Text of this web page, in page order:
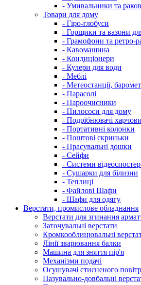
- Умивальники та
Товари для дому
- Гіро-глобуси
- Горщики та вазони
- Грамофони та ретро-
- Кавомашина
- Кондиціонери
- Кулери для води
- Меблі
- Метеостанції,
- Парасолі
- Пароочисники
- Пилососи для дому
- Подрібнювачі
- Портативні колонки
- Поштові скриньки
- Прасувальні дошки
- Сейфи
- Системи
- Сушарки для білизни
- Теплиці
- Файлові Шафи
- Шафи для одягу
Верстати, промислове обладнання
Верстати для згинання
Заточувальні верстати
Кромкооблицювальні
Лінії зварювання балки
Машина для зняття пір'я
Механізми подачі
Осушувачі стисненого
Пазувально-довбальні